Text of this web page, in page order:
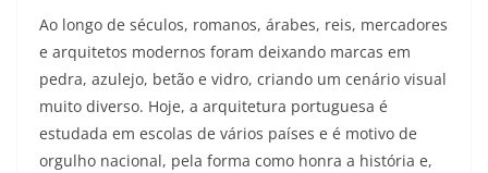
Ao longo de séculos, romanos, árabes, reis, mercadores
e arquitetos modernos foram deixando marcas em
pedra, azulejo, betão e vidro, criando um cenário visual
muito diverso. Hoje, a arquitetura portuguesa é
estudada em escolas de vários países e é motivo de
orgulho nacional, pela forma como honra a história e,